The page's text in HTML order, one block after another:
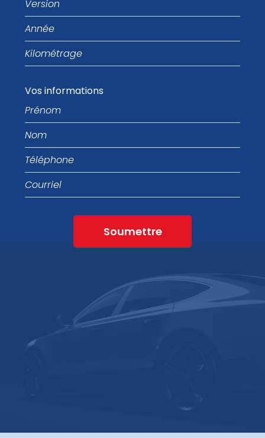
Année
Kilométrage
Vos informations
Prénom
Nom
Téléphone
Courriel
Soumettre